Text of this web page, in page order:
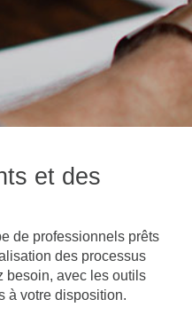
et des
de professionnels prêts
des processus
besoin, avec les outils
à votre disposition.